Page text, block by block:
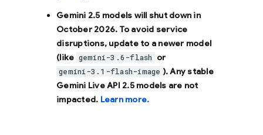
Gemini 2.5 models will shut down in
October 2026. To avoid service
disruptions, update to a newer model
(like gemini-3.6-flash or
gemini-3.1-flash-image ). Any stable
Gemini Live API 2.5 models are not
impacted. Learn more.